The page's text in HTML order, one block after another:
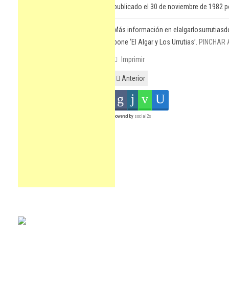
publicado el 30 de noviembre de 1982
Más información en
pone ‘El Algar y Los Urrutias’. PINCHAR
Imprimir
Anterior
powered by social2s